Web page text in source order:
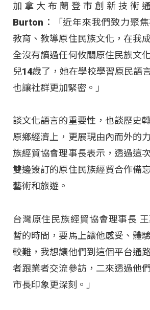
加拿大布蘭登市創新技術
Burton：「近年來我們致力聚
教育、教導原住民族文化，在我
全沒有讀過任何攸關原住民族文
兒14歲了，她在學校學習原民語
也讓社群更加緊密。」
談文化語言的重要性，也談歷史
原鄉經濟上，更展現由內而外的
族經貿協會理事長表示，透過這
雙邊簽訂的原住民族經貿合作備
藝術和旅遊。
台灣原住民族經貿協會理事長
暫的時間，要馬上讓他感受、體
較難，我想讓他們到這個平台通
者跟業者交流參訪，二來透過他
市長印象更深刻。」